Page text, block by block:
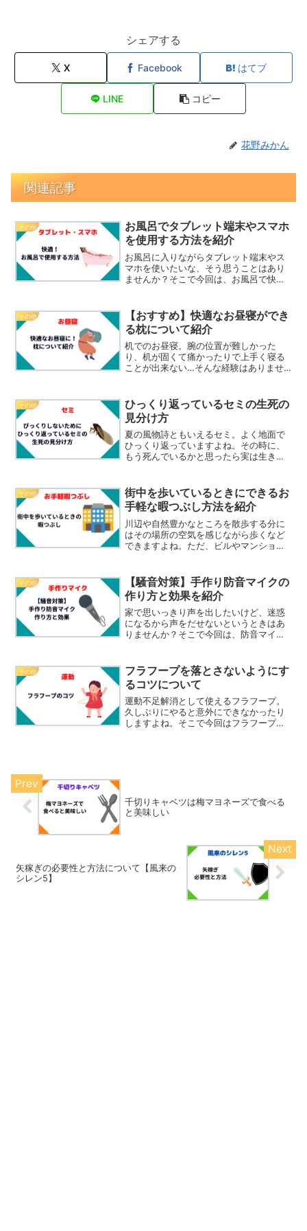
シェアする
X Facebook はてブ
LINE コピー
花野みかん
関連記事
その他
お風呂でタブレット端末やスマホ
を使用する方法を紹介
お風呂に入りながらタブレット端末やス
マホを使いたいな、そう思うことはあり
ませんか？そこで今回は、お風呂で快適
紹介したいと思います。使用するもの使
用するものは市販の専用防...
その他
【おすすめ】快適なお昼寝ができ
る枕について紹介
机でのお昼寝。腕の位置が難しかった
り、机が固くて痛かったりで上手く寝る
ことが出来ない…そんな経験はありませ
な枕私がお昼寝に最適だと思う枕は、腕
を枕に差し込んで使う枕です...
その他
ひっくり返っているセミの生死の
見分け方
夏の風物詩ともいえるセミ。よく地面で
ひっくり返っていますよね。その時に、
もう死んでいるかと思ったら実は生きて
で今回は、ひっくり返っているセミの生
死の見分け方を紹介したい...
その他
街中を歩いているときにできるお
手軽な暇つぶし方法を紹介
川辺や自然豊かなところを散歩する分に
はその場所の空気を感じながら歩くなど
できますよね。ただ、ビルやマンション
暇つぶしにはなるという方法を紹介した
いと思います。暇つぶし方法...
その他
【騒音対策】手作り防音マイクの
作り方と効果を紹介
家で思いっきり声を出したいけど、迷惑
になるから声をだせないというときはあ
りませんか？そこで今回は、防音マイク
防音マイクは、口を覆うような形になっ
ているマイクです。口を覆...
その他
フラフープを落とさないようにす
るコツについて
運動不足解消として使えるフラフープ。
久しぶりにやると意外にできなかったり
しますよね。そこで今回はフラフープを
千切りキャベツは梅マヨネーズで食べる
と美味しい
矢稼ぎの必要性と方法について【風来の
シレン5】